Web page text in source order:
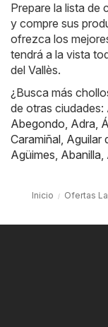
Prepare la lista de
y compre sus
ofrezca los
tendrá a la vista
del Vallès.
¿Busca más
de otras ciudades:
Abegondo, Adra,
Caramiñal, Aguilar
Agüimes, Abanilla,
Inicio Ofertas